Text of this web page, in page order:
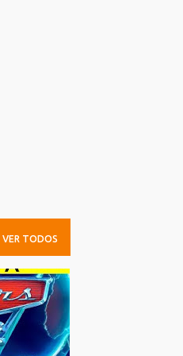
VER TODOS